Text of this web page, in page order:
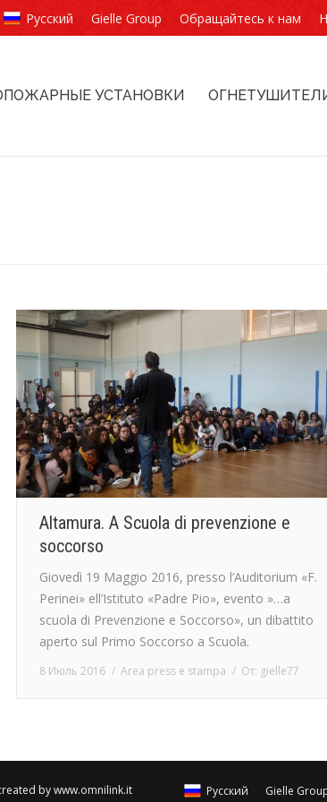
Русский Gielle Group Обращайтесь к нам
УСТАНОВКИ
Altamura. A Scuola di prevenzione e
soccorso
Giovedì 19 Maggio 2016, presso l’Auditorium «F.
Perinei» ell’Istituto «Padre Pio», evento ​»…a
scuola di Prevenzione e Soccorso», un dibattito
aperto sul Primo Soccorso a Scuola.
8 Июль 2016 Area press e stampa От: gielle77
bywww.omnilink.it Русский Gielle